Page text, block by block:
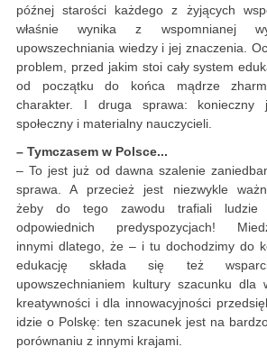
późnej starości każdego z żyjących
właśnie wynika z wspomnianej
upowszechniania wiedzy i jej znaczenia.
problem, przed jakim stoi cały system
od początku do końca mądrze
charakter. I druga sprawa: konieczny
społeczny i materialny nauczycieli.
– Tymczasem w Polsce...
– To jest już od dawna szalenie
sprawa. A przecież jest niezwykle
żeby do tego zawodu trafiali ludzie
odpowiednich predyspozycjach!
innymi dlatego, że – i tu dochodzimy do
edukację składa się też
upowszechnianiem kultury szacunku dla
kreatywności i dla innowacyjności
idzie o Polskę: ten szacunek jest na
porównaniu z innymi krajami.